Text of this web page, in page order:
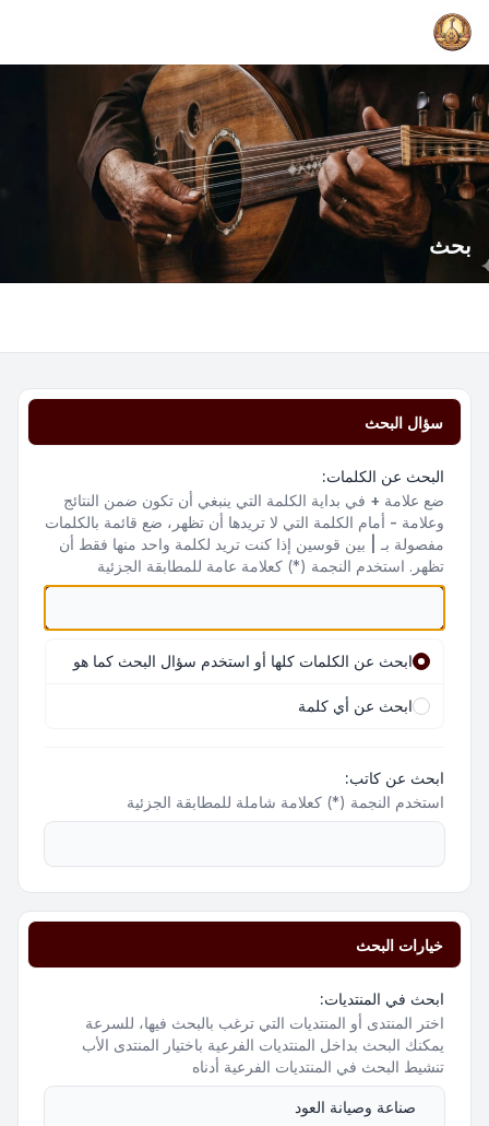
بحث
سؤال البحث
البحث عن الكلمات:
ضع علامة + في بداية الكلمة التي ينبغي أن تكون ضمن النتائج
وعلامة - أمام الكلمة التي لا تريدها أن تظهر، ضع قائمة بالكلمات
مفصولة بـ
بين قوسين إذا كنت تريد لكلمة واحد منها فقط أن
تظهر. استخدم النجمة (*) كعلامة عامة للمطابقة الجزئية
ابحث عن الكلمات كلها أو استخدم سؤال البحث كما هو
ابحث عن أي كلمة
ابحث عن كاتب:
استخدم النجمة (*) كعلامة شاملة للمطابقة الجزئية
خيارات البحث
ابحث في المنتديات:
اختر المنتدى أو المنتديات التي ترغب بالبحث فيها، للسرعة
يمكنك البحث بداخل المنتديات الفرعية باختيار المنتدى الأب
تنشيط البحث في المنتديات الفرعية أدناه